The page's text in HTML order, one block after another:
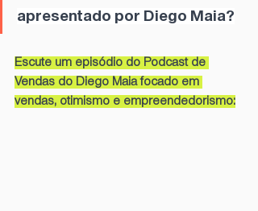
apresentado por Diego Maia?
Escute um episódio do Podcast de
Vendas do Diego Maia focado em
vendas, otimismo e empreendedorismo: